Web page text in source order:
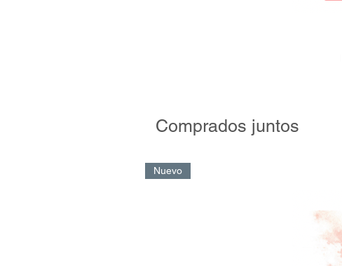
Comprados juntos
Nuevo